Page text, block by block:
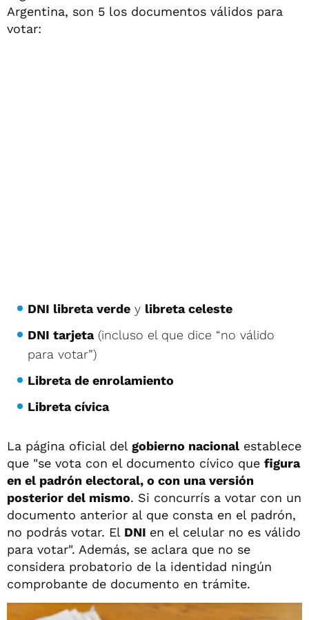
Argentina, son 5 los documentos válidos para
votar:
DNI libreta verde y libreta celeste
DNI tarjeta(incluso el que dice “no válido
para votar”)
Libreta de enrolamiento
Libreta cívica
La página oficial del gobierno nacional establece
que "se vota con el documento cívico que figura
en el padrón electoral, o con una versión
posterior del mismo. Si concurrís a votar con un
documento anterior al que consta en el padrón,
no podrás votar. El DNI en el celular no es válido
para votar". Además, se aclara que no se
considera probatorio de la identidad ningún
comprobante de documento en trámite.